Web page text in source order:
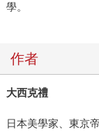
學。
作者
大西克禮
日本美學家、東京